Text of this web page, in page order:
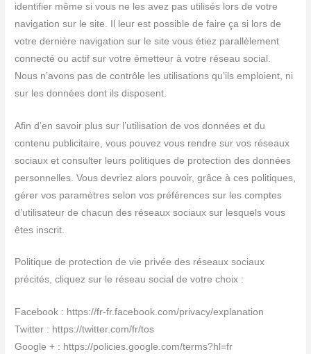
identifier même si vous ne les avez pas utilisés lors de votre
navigation sur le site. Il leur est possible de faire ça si lors de
votre dernière navigation sur le site vous étiez parallèlement
connecté ou actif sur votre émetteur à votre réseau social.
Nous n’avons pas de contrôle les utilisations qu’ils emploient, ni
sur les données dont ils disposent.
Afin d’en savoir plus sur l’utilisation de vos données et du
contenu publicitaire, vous pouvez vous rendre sur vos réseaux
sociaux et consulter leurs politiques de protection des données
personnelles. Vous devriez alors pouvoir, grâce à ces politiques,
gérer vos paramètres selon vos préférences sur les comptes
d’utilisateur de chacun des réseaux sociaux sur lesquels vous
êtes inscrit.
Politique de protection de vie privée des réseaux sociaux
précités, cliquez sur le réseau social de votre choix :
Facebook : https://fr-fr.facebook.com/privacy/explanation
Twitter : https://twitter.com/fr/tos
Google + : https://policies.google.com/terms?hl=fr